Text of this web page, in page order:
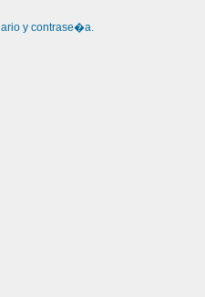
y contrase�a.